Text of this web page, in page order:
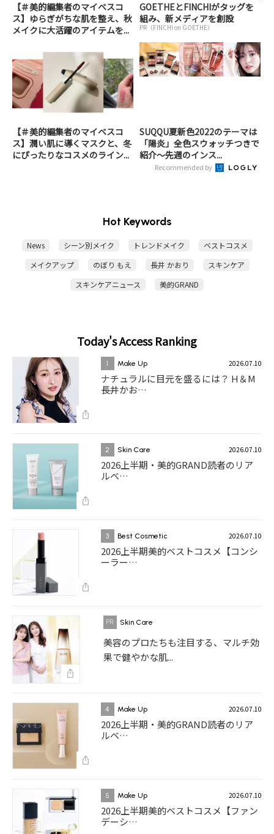
【＃美的編集者のマイベスコ
ス】ゆらぎがちな肌を整え、秋
メイクに大活躍のアイテムを...
GOETHEとFINCHIがタッグを
組み、新メディアを創設
PR（FINCHI on GOETHE）
【＃美的編集者のマイベスコ
ス】潤い肌に導くマスクと、冬
にぴったりなコスメのライン...
SUQQU夏新色2022のテーマは
「陽炎」全色スウォッチつきで
紹介～先週のインス...
Recommended by
Hot Keywords
News シーン別メイク トレンドメイク
ベストコスメ
メイクアップ
のぼり もえ 長井 かおり
スキンケア
スキンケアニュース
美的GRAND
Today's Access Ranking
1 Make Up 2026.07.10
ナチュラルに目元を盛るには？ H＆M
長井かお…
2 Skin Care 2026.07.10
2026上半期・美的GRAND読者のリア
ルベ…
3 Best Cosmetic 2026.07.10
2026上半期美的ベストコスメ【コンシ
ーラー…
Skin Care
美容のプロたちも注目する、マルチ効
果で健やかな肌...
4 Make Up 2026.07.10
2026上半期・美的GRAND読者のリア
ルベ…
5 Make Up 2026.07.10
2026上半期美的ベストコスメ【ファン
デーシ…